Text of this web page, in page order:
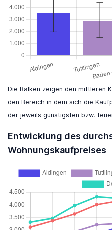
Die Balken zeigen den mittleren
den Bereich in dem sich die
der jeweils günstigsten bzw.
Entwicklung des
Wohnungskaufpreises